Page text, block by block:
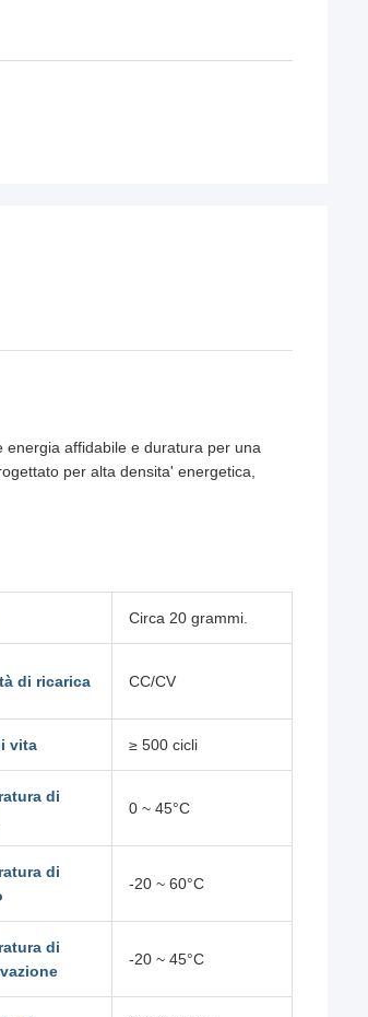
energia affidabile e duratura per una
per alta densita' energetica,
Circa 20 grammi.
di ricarica CC/CV
vita ≥ 500 cicli
di
0 ~ 45°C
di
-20 ~ 60°C
di
-20 ~ 45°C